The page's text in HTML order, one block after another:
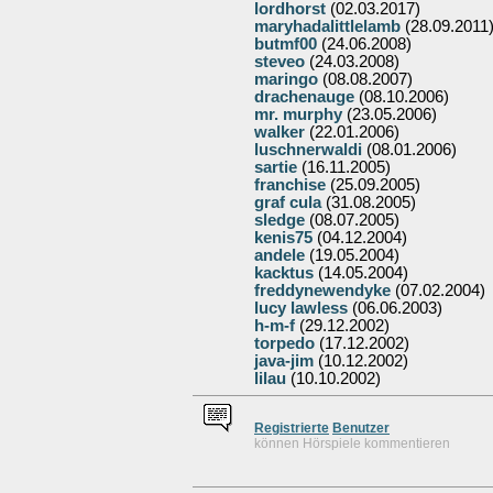
lordhorst (02.03.2017)
maryhadalittlelamb (28.09.2011)
butmf00 (24.06.2008)
steveo (24.03.2008)
maringo (08.08.2007)
drachenauge (08.10.2006)
mr. murphy (23.05.2006)
walker (22.01.2006)
luschnerwaldi (08.01.2006)
sartie (16.11.2005)
franchise (25.09.2005)
graf cula(31.08.2005)
sledge (08.07.2005)
kenis75 (04.12.2004)
andele (19.05.2004)
kacktus (14.05.2004)
freddynewendyke (07.02.2004)
lucy lawless (06.06.2003)
h-m-f (29.12.2002)
torpedo (17.12.2002)
java-jim (10.12.2002)
lilau (10.10.2002)
Registrierte Benutzer
können Hörspiele kommentieren